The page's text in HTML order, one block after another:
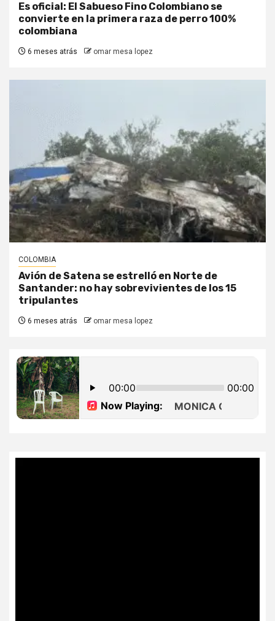
Es oficial: El Sabueso Fino Colombiano se
convierte en la primera raza de perro 100%
colombiana
6 meses atrás omar mesa lopez
COLOMBIA
Avión de Satena se estrelló en Norte de
Santander: no hay sobrevivientes de los 15
tripulantes
6 meses atrás omar mesa lopez